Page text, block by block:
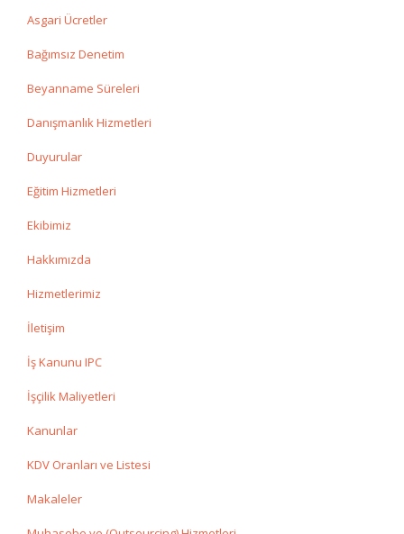
Asgari Ücretler
Bağımsız Denetim
Beyanname Süreleri
Danışmanlık Hizmetleri
Duyurular
Eğitim Hizmetleri
Ekibimiz
Hakkımızda
Hizmetlerimiz
İletişim
İş Kanunu IPC
İşçilik Maliyetleri
Kanunlar
KDV Oranları ve Listesi
Makaleler